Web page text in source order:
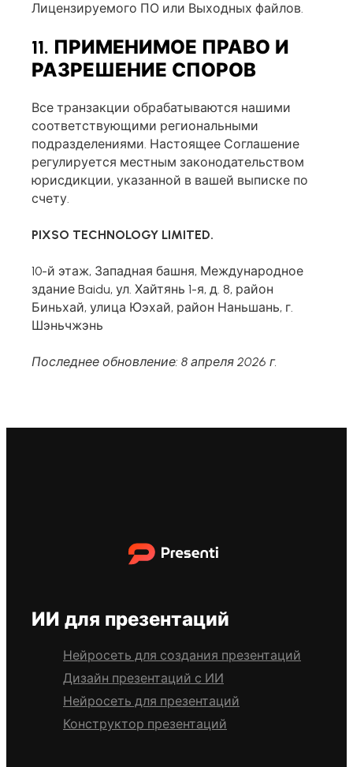
Лицензируемого ПО или Выходных файлов.
11. ПРИМЕНИМОЕ ПРАВО И
РАЗРЕШЕНИЕ СПОРОВ
Все транзакции обрабатываются нашими
соответствующими региональными
подразделениями. Настоящее Соглашение
регулируется местным законодательством
юрисдикции, указанной в вашей выписке по
счету.
PIXSO TECHNOLOGY LIMITED.
10-й этаж, Западная башня, Международное
здание Baidu, ул. Хайтянь 1-я, д. 8, район
Биньхай, улица Юэхай, район Наньшань, г.
Шэньчжэнь
Последнее обновление: 8 апреля 2026 г.
ИИ для презентаций
Нейросеть для создания презентаций
Дизайн презентаций с ИИ
Нейросеть для презентаций
Конструктор презентаций